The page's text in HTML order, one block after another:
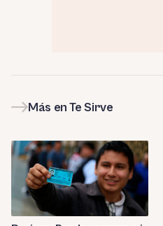
Más en Te Sirve